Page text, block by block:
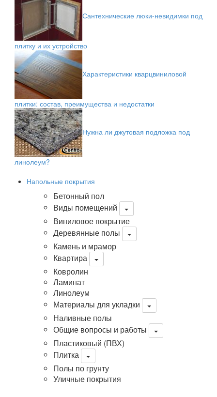
Сантехнические люки-невидимки под
плитку и их устройство
Характеристики кварцвиниловой
плитки: состав, преимущества и недостатки
Нужна ли джутовая подложка под
линолеум?
Напольные покрытия
Бетонный пол
Виды помещений
Виниловое покрытие
Деревянные полы
Камень и мрамор
Квартира
Ковролин
Ламинат
Линолеум
Материалы для укладки
Наливные полы
Общие вопросы и работы
Пластиковый (ПВХ)
Плитка
Полы по грунту
Уличные покрытия